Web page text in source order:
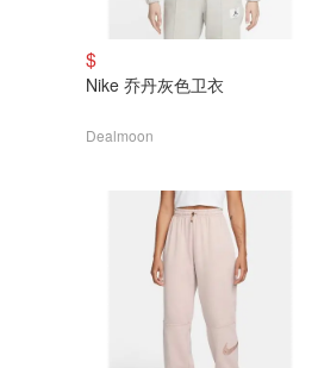
$
Nike 乔丹灰色卫衣
Dealmoon